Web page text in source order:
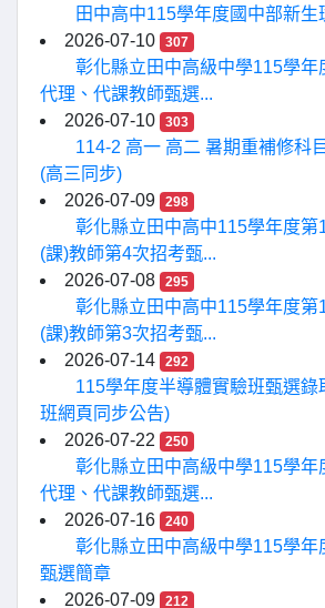
田中高中115學年度國中部新生
2026-07-10
307
彰化縣立田中高級中學115學年
代理、代課教師甄選...
2026-07-10
303
114-2 高一 高二 暑期重補修科
(高三同步)
2026-07-09
298
彰化縣立田中高中115學年度第
(課)教師第4次招考甄...
2026-07-08
295
彰化縣立田中高中115學年度第
(課)教師第3次招考甄...
2026-07-14
292
115學年度半導體實驗班甄選錄
班網頁同步公告)
2026-07-22
250
彰化縣立田中高級中學115學年
代理、代課教師甄選...
2026-07-16
240
彰化縣立田中高級中學115學年
甄選簡章
2026-07-09
212